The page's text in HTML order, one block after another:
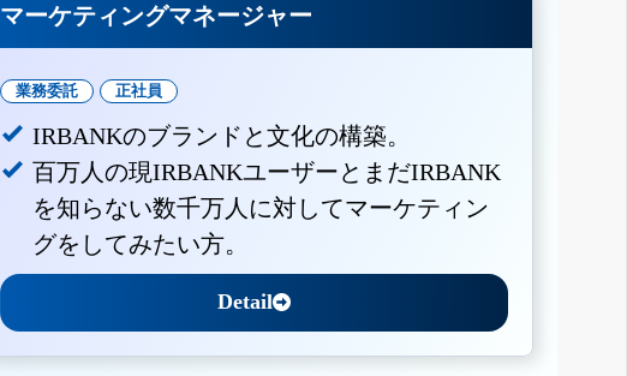
マーケティングマネージャー
業務委託 正社員
IRBANKのブランドと文化の構築。
百万人の現IRBANKユーザーとまだIRBANK
を知らない数千万人に対してマーケティン
グをしてみたい方。
Detail